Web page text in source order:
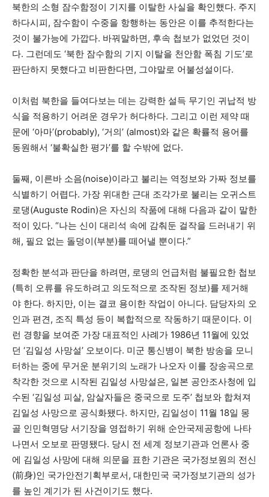
북한의 소형 잠수함정이 기지를 이탈한 사실을 확인했다. 주지
하다시피, 잠수함이 수중을 항행하는 동안은 이를 추적한다는
것이 불가능에 가깝다. 바꿔말하면, 후속 첩보가 없었던 것이
다. 그런데도 ‘북한 잠수함의 기지 이탈을 천안함 폭침 기도’로
판단하지 못했다고 비판한다면, 그야말로 어불성설이다.
이처럼 북한을 들여다보는 데는 강력한 설득 무기인 귀납적 방
식을 적용하기 어려운 경우가 허다하다. 그리고 이런 제약 때
문에 ‘아마’(probably), ‘거의’ (almost)와 같은 확률적 용어를
동원해서 ‘불확실한 평가’를 할 수밖에 없다.
둘째, 이른바 소음(noise)이라고 불리는 역정보와 가짜 정보를
식별하기 어렵다. 가장 위대한 근대 조각가로 불리는 오귀스트
로댕(Auguste Rodin)은 자신의 작품에 대해 다음과 같이 말한
적이 있다. “나는 신이 대리석 속에 감춰둔 걸작을 드러내기 위
해, 필요 없는 돌덩이(부분)를 떼어낼 뿐이다.”
정확한 분석과 판단을 하려면, 로댕의 언급처럼 불필요한 첩보
(특히 오류를 유도하려고 의도적으로 조작된 정보)를 제거해
야 한다. 하지만, 이는 결코 용이한 작업이 아니다. 담당자의 오
인과 편견, 조직 특성 등이 복합적으로 작동하기 때문이다. 이
런 경향을 보여준 가장 대표적인 사례가 1986년 11월에 있었
던 ‘김일성 사망설’ 오보이다. 미군 통신병이 북한 방송을 모니
터하는 중에 무거운 분위기의 노래가 나오자 이를 장송곡으로
착각한 것으로 시작된 김일성 사망설은, 일본 공안조사청에 입
수된 ‘김일성 피살, 암살자들은 중국으로 도주’ 첩보와 합쳐져
김일성 사망으로 공식화됐다. 하지만, 김일성이 11월 18일 몽
골 인민혁명당 서기장을 영접하기 위해 순안국제공항에 나타
나면서 오보로 판명됐다. 당시 전 세계 정보기관과 언론사 중
에 김일성 사망에 대해 의문을 표한 기관은 국가정보원의 전신
(前身)인 국가안전기획부로서, 대한민국 국가정보기관의 성가
를 높인 계기가 된 사건이기도 했다.